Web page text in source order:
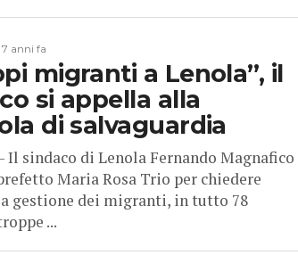
7 anni fa
migranti a Lenola”, il
si appella alla
di salvaguardia
Il sindaco di Lenola Fernando Magnafico
Maria Rosa Trio per chiedere
gestione dei migranti, in tutto 78
...